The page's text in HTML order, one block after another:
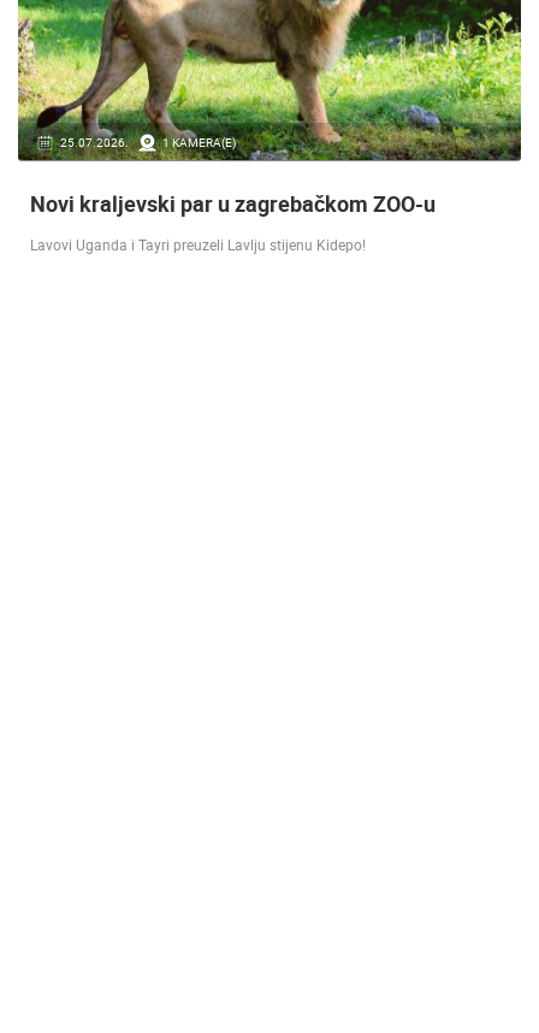
16.07.2018. 9 KAMERA(E)
Doček Vatrenih u Zagrebu nakon osvojenog
srebra [ ZADAR - SPLIT 17.07 ]